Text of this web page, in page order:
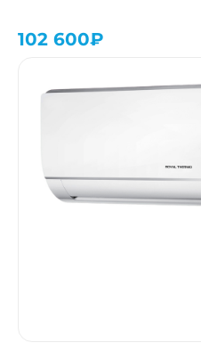
102 600₽